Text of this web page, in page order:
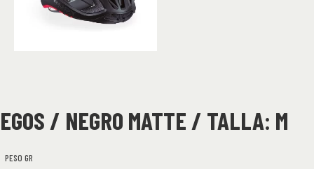
EGOS / NEGRO MATTE / TALLA: M
PESO GR